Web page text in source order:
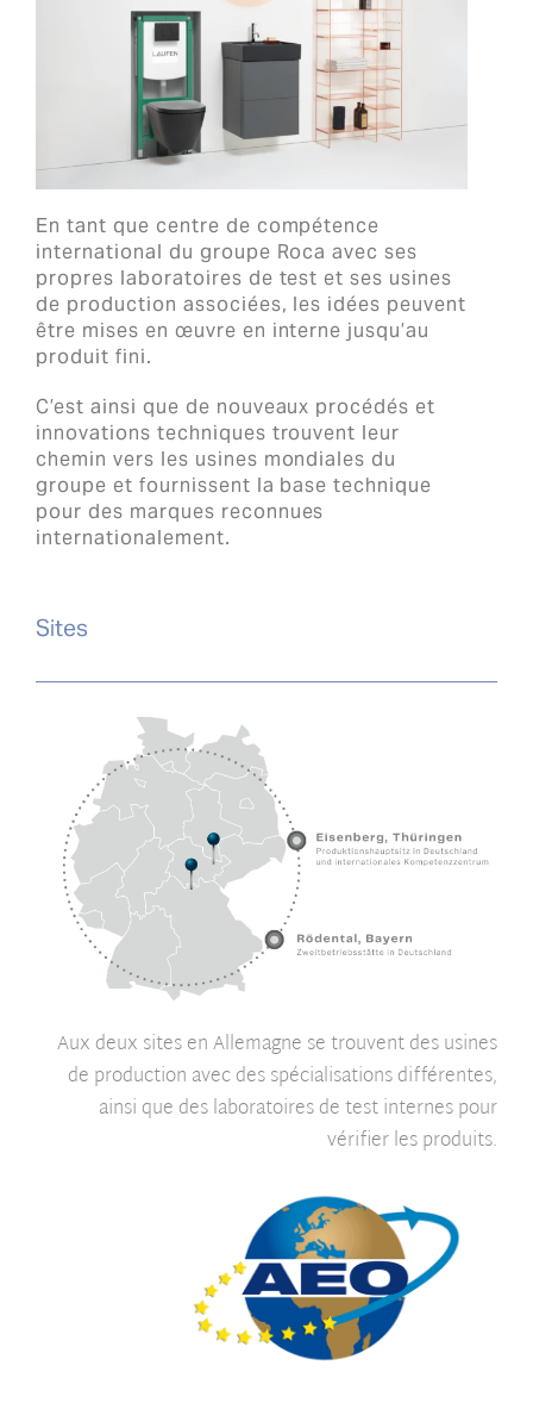
En tant que centre de compétence
international du groupe Roca avec ses
propres laboratoires de test et ses usines
de production associées, les idées peuvent
être mises en œuvre en interne jusqu’au
produit fini.
C’est ainsi que de nouveaux procédés et
innovations techniques trouvent leur
chemin vers les usines mondiales du
groupe et fournissent la base technique
pour des marques reconnues
internationalement.
Sites
Aux deux sites en Allemagne se trouvent des usines
de production avec des spécialisations différentes,
ainsi que des laboratoires de test internes pour
vérifier les produits.